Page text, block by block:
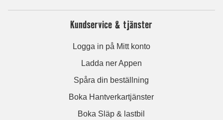
Kundservice & tjänster
Logga in på Mitt konto
Ladda ner Appen
Spåra din beställning
Boka Hantverkartjänster
Boka Släp & lastbil